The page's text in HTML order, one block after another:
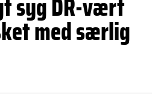
med særlig